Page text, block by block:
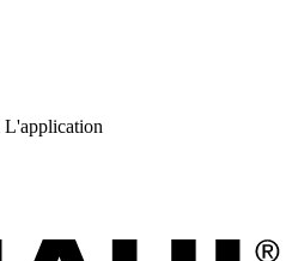
L'application